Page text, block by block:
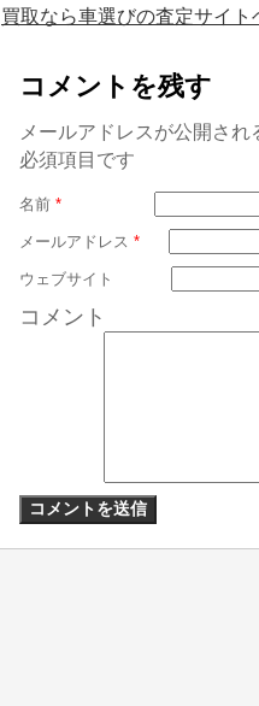
買取なら車選びの査定サイト
コメントを残す
メールアドレスが公開さ
必須項目です
名前 *
メールアドレス *
ウェブサイト
コメント